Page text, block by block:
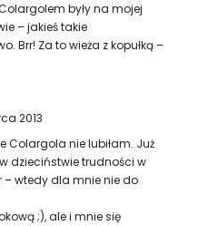
były na mojej
– jakieś takie
Brr! Za to wieża z kopułką –
2013
Colargola nie lubiłam. Już
dzieciństwie trudności w
– wtedy dla mnie nie do
;), ale i mnie się